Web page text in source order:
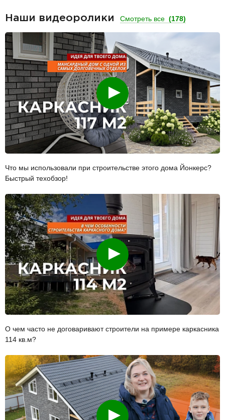
Наши видеоролики Смотреть все (178)
Смотреть
Что мы использовали при строительстве этого дома Йонкерс?
Быстрый техобзор!
Смотреть
О чем часто не договаривают строители на примере каркасника
114 кв.м?
Смотреть